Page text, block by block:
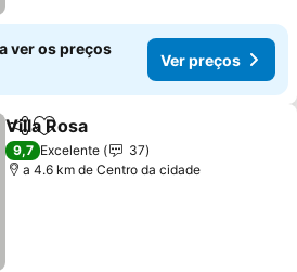
ver os preços
Ver preços
PartilharAdicionar aos favoritos
Villa Rosa
9,7 Excelente
37
a 4.6 km de Centro da cidade